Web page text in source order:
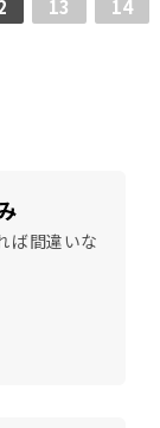
13 14
ば間違いな